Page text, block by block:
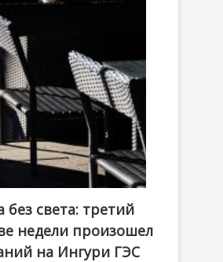
без света: третий
недели произошел
на Ингури ГЭС